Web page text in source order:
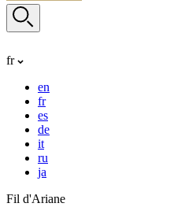
fr
en
fr
es
de
it
ru
ja
Fil d'Ariane